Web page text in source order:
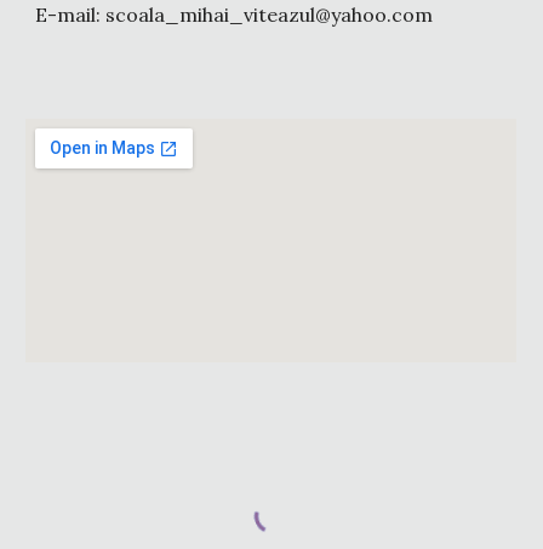
E-mail: scoala_mihai_viteazul@yahoo.com